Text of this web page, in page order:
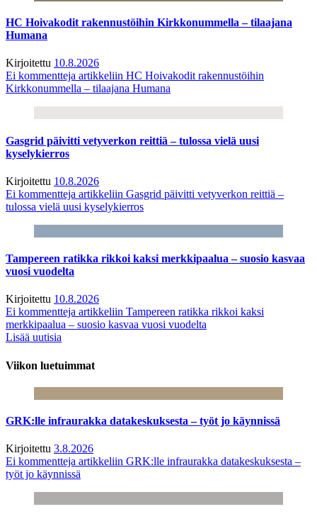
HC Hoivakodit rakennustöihin Kirkkonummella – tilaajana
Humana
Kirjoitettu 10.8.2026
Ei kommentteja artikkeliin HC Hoivakodit rakennustöihin
Kirkkonummella – tilaajana Humana
Gasgrid päivitti vetyverkon reittiä – tulossa vielä uusi
kyselykierros
Kirjoitettu 10.8.2026
Ei kommentteja artikkeliin Gasgrid päivitti vetyverkon reittiä –
tulossa vielä uusi kyselykierros
Tampereen ratikka rikkoi kaksi merkkipaalua – suosio kasvaa
vuosi vuodelta
Kirjoitettu 10.8.2026
Ei kommentteja artikkeliin Tampereen ratikka rikkoi kaksi
merkkipaalua – suosio kasvaa vuosi vuodelta
Lisää uutisia
Viikon luetuimmat
GRK:lle infraurakka datakeskuksesta – työt jo käynnissä
Kirjoitettu 3.8.2026
Ei kommentteja artikkeliin GRK:lle infraurakka datakeskuksesta –
työt jo käynnissä